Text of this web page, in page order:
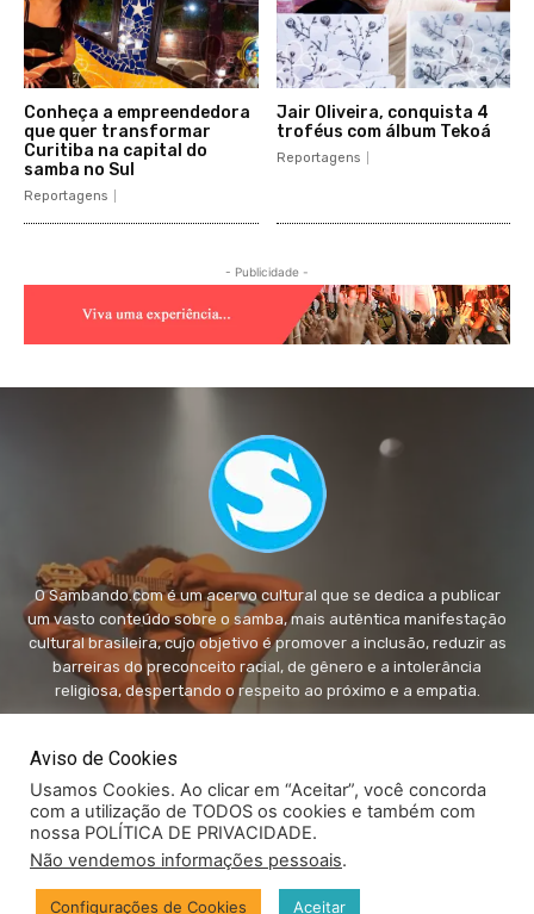
Conheça a empreendedora
que quer transformar
Curitiba na capital do
samba no Sul
Reportagens
Jair Oliveira, conquista 4
troféus com álbum Tekoá
Reportagens
- Publicidade -
O Sambando.com é um acervo cultural que se dedica a publicar
um vasto conteúdo sobre o samba, mais autêntica manifestação
cultural brasileira, cujo objetivo é promover a inclusão, reduzir as
barreiras do preconceito racial, de gênero e a intolerância
religiosa, despertando o respeito ao próximo e a empatia.
© Copyright - Sambando.com - Todos os direitos autorais
Aviso de Cookies
Usamos Cookies. Ao clicar em “Aceitar”, você concorda
com a utilização de TODOS os cookies e também com
nossa POLÍTICA DE PRIVACIDADE.
Não vendemos informações pessoais.
Configurações de Cookies Aceitar